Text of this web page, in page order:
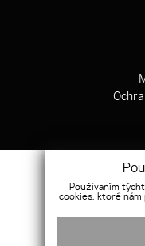
Používaním
cookies, ktoré nám